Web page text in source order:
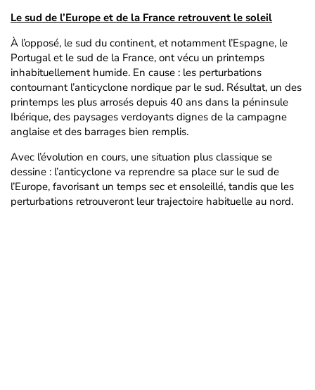
Le sud de l’Europe et de la France retrouvent le soleil
À l’opposé, le sud du continent, et notamment l’Espagne, le
Portugal et le sud de la France, ont vécu un printemps
inhabituellement humide. En cause : les perturbations
contournant l’anticyclone nordique par le sud. Résultat, un des
printemps les plus arrosés depuis 40 ans dans la péninsule
Ibérique, des paysages verdoyants dignes de la campagne
anglaise et des barrages bien remplis.
Avec l’évolution en cours, une situation plus classique se
dessine : l’anticyclone va reprendre sa place sur le sud de
l’Europe, favorisant un temps sec et ensoleillé, tandis que les
perturbations retrouveront leur trajectoire habituelle au nord.